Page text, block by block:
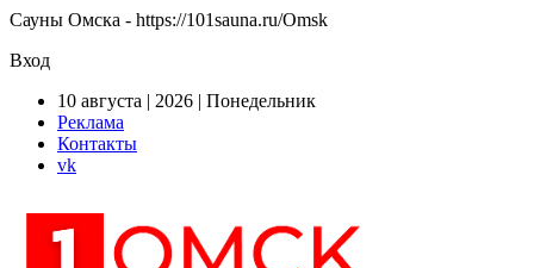
Сауны Омска - https://101sauna.ru/Omsk
Вход
10 августа | 2026 | Понедельник
Реклама
Контакты
vk